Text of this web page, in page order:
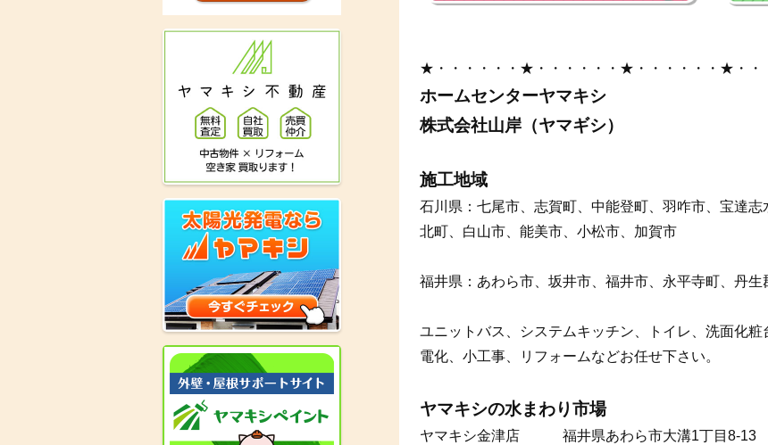
★・・・・・・★・・・・・・★・・・・・・★・
ホームセンターヤマキシ
株式会社山岸（ヤマギシ）
施工地域
石川県：七尾市、志賀町、中能登町、羽咋市、宝達志
北町、白山市、能美市、小松市、加賀市
福井県：あわら市、坂井市、福井市、永平寺町、丹
ユニットバス、システムキッチン、トイレ、洗面化
電化、小工事、リフォームなどお任せ下さい。
ヤマキシの水まわり市場
ヤマキシ金津店 福井県あわら市大溝1丁目8-13